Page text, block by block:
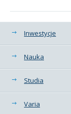
Kategorie
Inwestycje
Nauka
Studia
Varia